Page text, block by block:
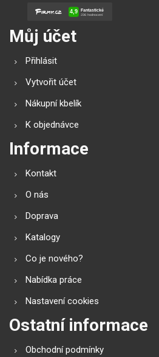
Můj účet
Přihlásit
Vytvořit účet
Nákupní kbelík
K objednávce
Informace
Kontakt
O nás
Doprava
Katalogy
Co je nového?
Nabídka práce
Nastavení cookies
Ostatní informace
Obchodní podmínky